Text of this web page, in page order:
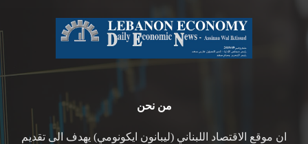
من نحن
ان موقع الاقتصاد اللبناني (ليبانون ايكونومي) يهدف الى تقديم